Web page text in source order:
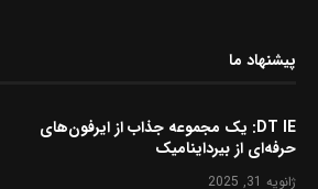
پیشنهاد ما
DT IE: یک مجموعه جذاب از ایرفون‌های
حرفه‌ای از بیرداینامیک
ژانویه 31, 2025